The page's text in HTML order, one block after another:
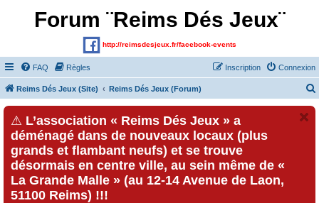
Forum ¨Reims Dés Jeux¨
http://reimsdesjeux.fr/facebook-events
FAQ Règles Connexion
Inscription
Reims Dés Jeux (Site) Reims Dés Jeux (Forum)
⚠ L’association « Reims Dés Jeux » a
déménagé dans de nouveaux locaux (plus
grands et flambant neufs) et se trouve
désormais en centre ville, au sein même de «
La Grande Malle » (au 12-14 Avenue de Laon,
51100 Reims) !!!